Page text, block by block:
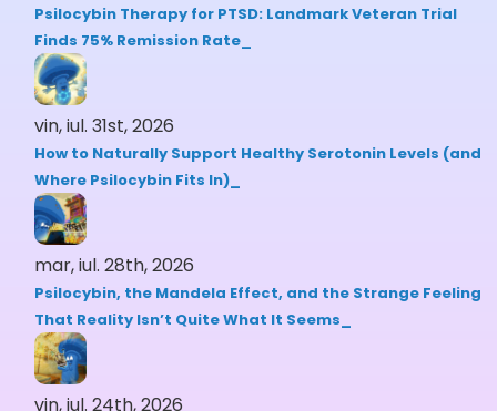
Psilocybin Therapy for PTSD: Landmark Veteran Trial
Finds 75% Remission Rate
vin, iul. 31st, 2026
How to Naturally Support Healthy Serotonin Levels (and
Where Psilocybin Fits In)
mar, iul. 28th, 2026
Psilocybin, the Mandela Effect, and the Strange Feeling
That Reality Isn’t Quite What It Seems
vin, iul. 24th, 2026